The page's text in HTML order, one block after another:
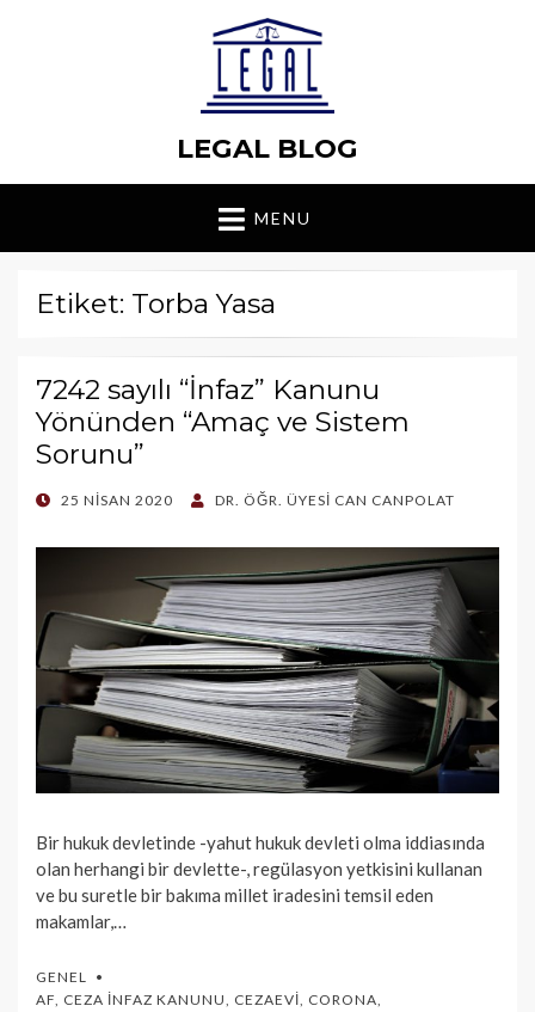
LEGAL BLOG
MENU
Etiket: Torba Yasa
7242 sayılı “İnfaz” Kanunu
Yönünden “Amaç ve Sistem
Sorunu”
POSTED
25 NISAN 2020 DR. ÖĞR. ÜYESI CAN CANPOLAT
Bir hukuk devletinde -yahut hukuk devleti olma iddiasında
olan herhangi bir devlette-, regülasyon yetkisini kullanan
ve bu suretle bir bakıma millet iradesini temsil eden
makamlar,…
GENEL
AF, CEZA İNFAZ KANUNU, CEZAEVI, CORONA,